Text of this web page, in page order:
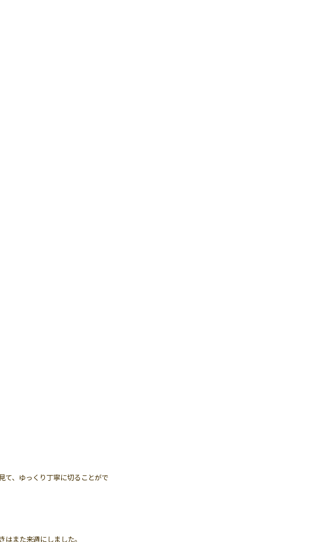
て、ゆっくり丁寧に切ることがで
また来週にしました。